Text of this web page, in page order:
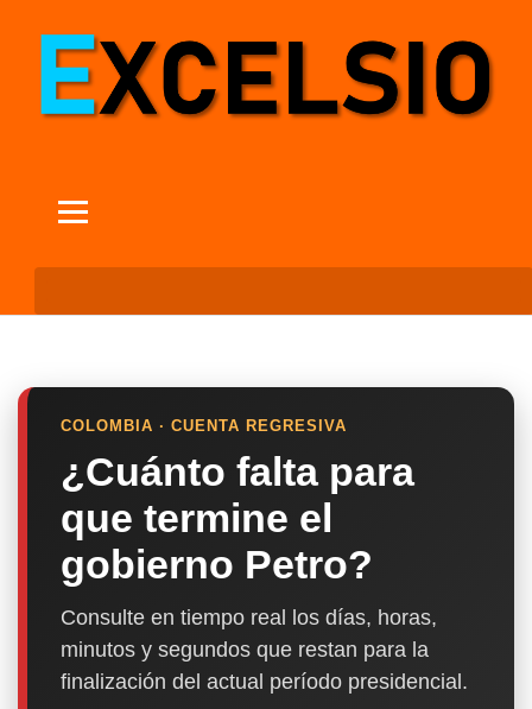
COLOMBIA · CUENTA REGRESIVA
¿Cuánto falta para
que termine el
gobierno Petro?
Consulte en tiempo real los días, horas,
minutos y segundos que restan para la
finalización del actual período presidencial.